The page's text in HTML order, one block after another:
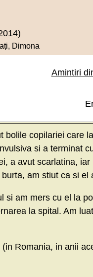
Dimona
Amintiri
bolile copilariei care
si a terminat
a avut scarlatina,
am stiut ca si el
si am mers cu el la
la spital. Am
Romania, in anii